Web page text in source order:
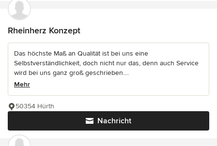
Rheinherz Konzept
Das höchste Maß an Qualität ist bei uns eine
Selbstverständlichkeit, doch nicht nur das, denn auch Service
wird bei uns ganz groß geschrieben....
Mehr
Nachricht
50354 Hürth